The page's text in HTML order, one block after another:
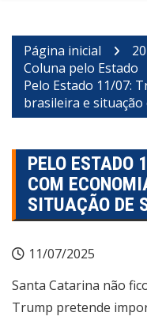
Página inicial
Coluna pelo Estado
Pelo Estado 11/07:
brasileira e situação
PELO ESTADO
COM
SITUAÇÃO DE
11/07/2025
Santa Catarina não
Trump pretende